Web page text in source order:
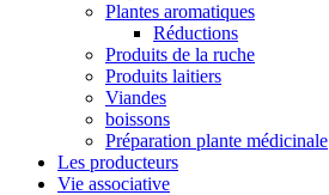
Plantes aromatiques
Réductions
Produits de la ruche
Produits laitiers
Viandes
boissons
Préparation plante médicinale
Les producteurs
Vie associative